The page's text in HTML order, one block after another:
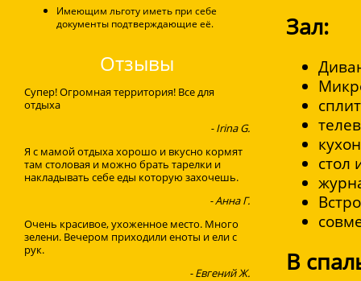
Имеющим льготу иметь при себе
документы подтверждающие её.
Отзывы
Супер! Огромная территория! Все для
отдыха
- Irina G.
Я с мамой отдыха хорошо и вкусно кормят
там столовая и можно брать тарелки и
накладывать себе еды которую захочешь.
- Анна Г.
Очень красивое, ухоженное место. Много
зелени. Вечером приходили еноты и ели с
рук.
- Евгений Ж.
Зал:
стол
В